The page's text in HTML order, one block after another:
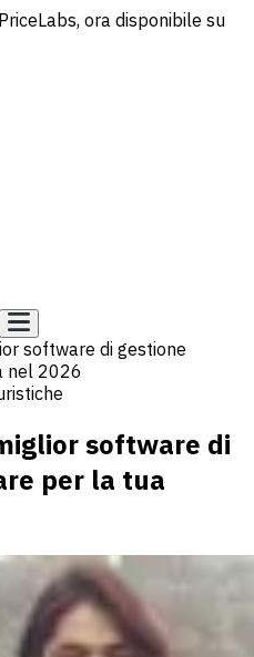
ora disponibile su
software di gestione
nel 2026
software di
per la tua